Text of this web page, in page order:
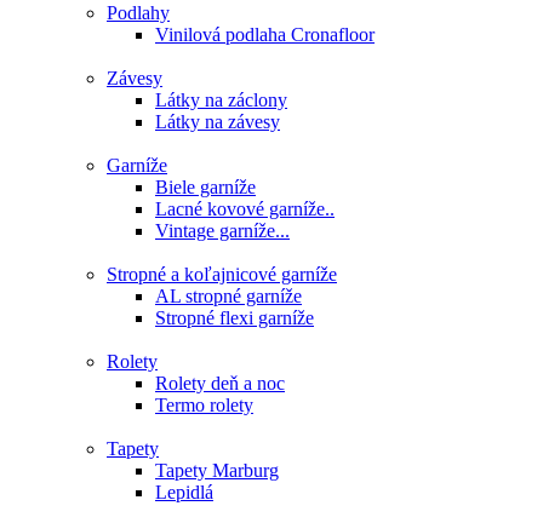
Podlahy
Vinilová podlaha Cronafloor
Závesy
Látky na záclony
Látky na závesy
Garníže
Biele garníže
Lacné kovové garníže..
Vintage garníže...
Stropné a koľajnicové garníže
AL stropné garníže
Stropné flexi garníže
Rolety
Rolety deň a noc
Termo rolety
Tapety
Tapety Marburg
Lepidlá